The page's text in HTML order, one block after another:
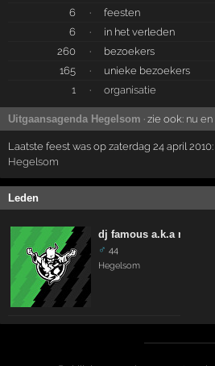
6
·
feesten
6
·
in het verleden
260
·
bezoekers
165
·
unieke bezoekers
1
· organisatie
Uitgaansagenda Hegelsom · zie ook: nu en
Laatste feest was op zaterdag 24 april
Hegelsom
Leden
dj famous a.k.a mister
♂ 44
Hegelsom